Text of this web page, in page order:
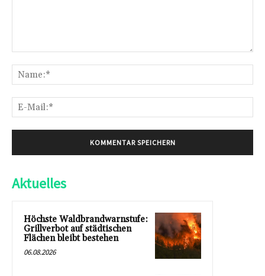
Aktuelles
Höchste Waldbrandwarnstufe:
Grillverbot auf städtischen
Flächen bleibt bestehen
06.08.2026